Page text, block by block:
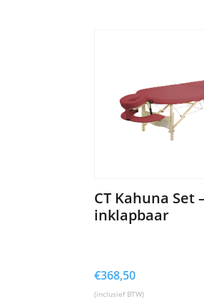
CT Kahuna Set
inklapbaar
€368,50
(inclusief BTW)